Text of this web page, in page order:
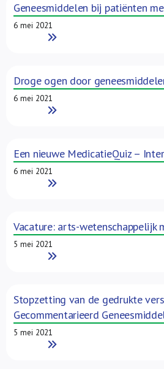
Geneesmiddelen bij patiënten
6 mei 2021
Read More
Droge ogen door
6 mei 2021
Read More
Een nieuwe MedicatieQuiz –
6 mei 2021
Read More
Vacature: arts-wetenschappelijk
5 mei 2021
Read More
Stopzetting van de gedrukte
Gecommentarieerd
5 mei 2021
Read More